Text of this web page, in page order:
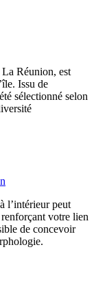
Réunion, est
Issu de
sélectionné selon
l’intérieur peut
votre lien
de concevoir